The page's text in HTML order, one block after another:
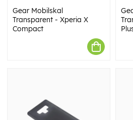
Gear Mobilskal
Transparent - Xperia X
Compact